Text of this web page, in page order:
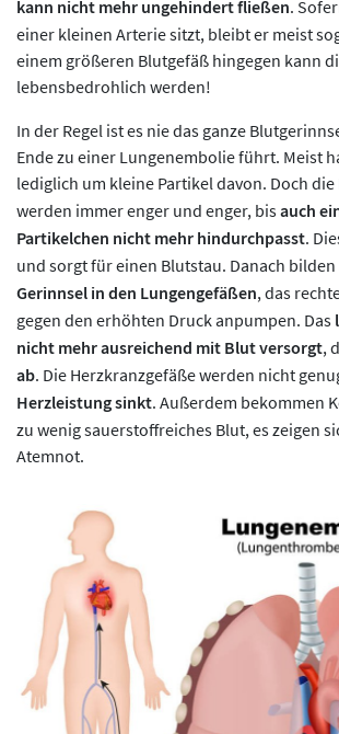
kann nicht mehr ungehindert fließen.
einer kleinen Arterie sitzt, bleibt er meist
einem größeren Blutgefäß hingegen kann
lebensbedrohlich werden!
In der Regel ist es nie das ganze
Ende zu einer Lungenembolie führt. Meist
lediglich um kleine Partikel davon. Doch die
werden immer enger und enger, bisauch
Partikelchen nicht mehr hindurchpasst.
und sorgt für einen Blutstau. Danach bilden
Gerinnsel in den Lungengefäßen, das
gegen den erhöhten Druck anpumpen. Das
nicht mehr ausreichend mit Blut versorgt,
ab. Die Herzkranzgefäße werden nicht
Herzleistung sinkt. Außerdem bekommen
zu wenig sauerstoffreiches Blut, es zeigen
Atemnot.